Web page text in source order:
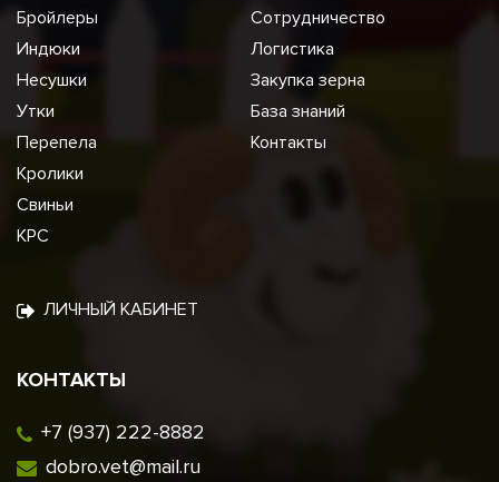
Бройлеры
Индюки
Несушки
Утки
Перепела
Кролики
Свиньи
КРС
Сотрудничество
Логистика
Закупка зерна
База знаний
Контакты
ЛИЧНЫЙ КАБИНЕТ
КОНТАКТЫ
+7 (937) 222-8882
dobro.vet@mail.ru